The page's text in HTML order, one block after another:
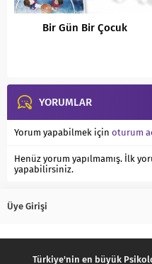
Bir Gün Bir Çocuk
YORUMLAR
Yorum yapabilmek için oturum
Henüz yorum yapılmamış. İlk
yapabilirsiniz.
Üye Girişi
Türkiye'nin en büyük